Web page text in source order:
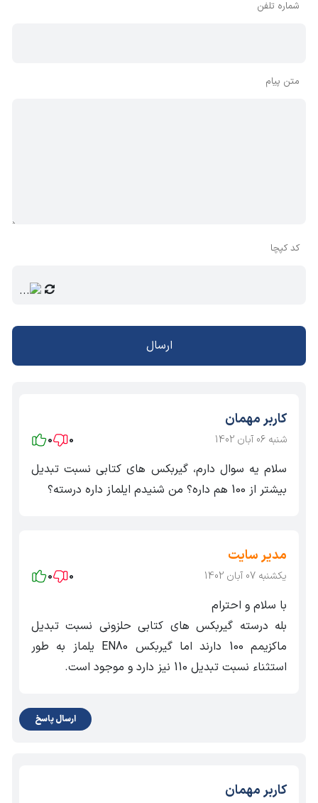
شماره تلفن
متن پیام
کد کپچا
ارسال
کاربر مهمان
شنبه 06 آبان 1402 0
0
سلام یه سوال دارم، گیربکس های کتابی نسبت تبدیل
بیشتر از 100 هم داره؟ من شنیدم ایلماز داره درسته؟
مدیر سایت
یکشنبه 07 آبان 1402 0
0
با سلام و احترام
بله درسته گیربکس های کتابی حلزونی نسبت تبدیل
ماکزیمم 100 دارند اما گیربکس EN80 یلماز به طور
استثناء نسبت تبدیل 110 نیز دارد و موجود است.
ارسال پاسخ
کاربر مهمان